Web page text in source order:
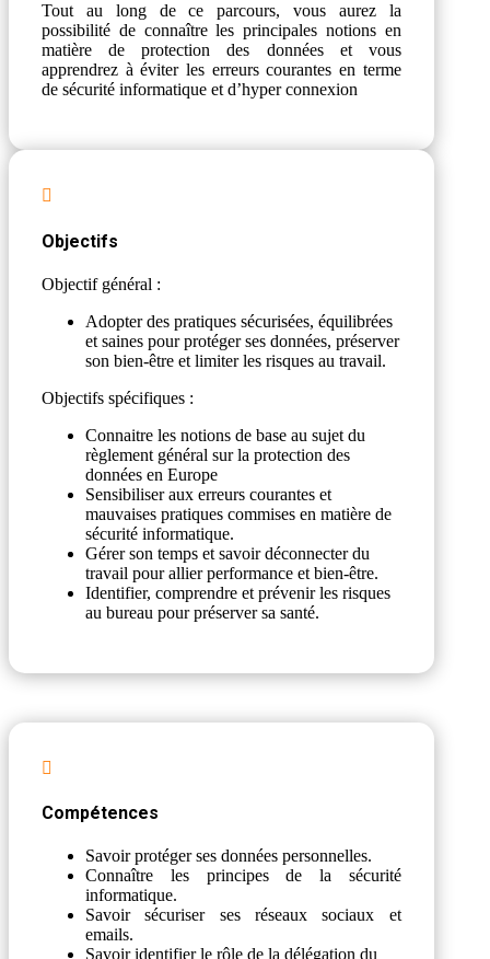
Tout au long de ce parcours, vous aurez la
possibilité de connaître les principales notions en
matière de protection des données et vous
apprendrez à éviter les erreurs courantes en terme
de sécurité informatique et d’hyper connexion

Objectifs
Objectif général :
Adopter des pratiques sécurisées, équilibrées
et saines pour protéger ses données, préserver
son bien-être et limiter les risques au travail.
Objectifs spécifiques :
Connaitre les notions de base au sujet du
règlement général sur la protection des
données en Europe
Sensibiliser aux erreurs courantes et
mauvaises pratiques commises en matière de
sécurité informatique.
Gérer son temps et savoir déconnecter du
travail pour allier performance et bien-être.
Identifier, comprendre et prévenir les risques
au bureau pour préserver sa santé.

Compétences
Savoir protéger ses données personnelles.
Connaître les principes de la sécurité
informatique.
Savoir sécuriser ses réseaux sociaux et
emails.
Savoir identifier le rôle de la délégation du